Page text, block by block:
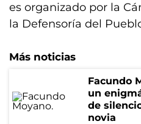
es organizado por la
la Defensoría del
Más noticias
Facundo
un
de
novia